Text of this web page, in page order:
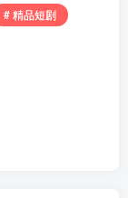
# 精品短剧